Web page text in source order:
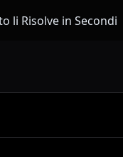
li Risolve in Secondi